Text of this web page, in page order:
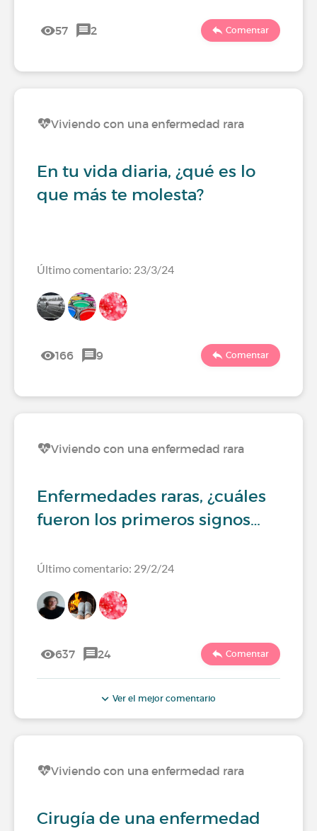
57 2 Comentar
Viviendo con una enfermedad rara
En tu vida diaria, ¿qué es lo
que más te molesta?
Último comentario: 23/3/24
166 9 Comentar
Viviendo con una enfermedad rara
Enfermedades raras, ¿cuáles
fueron los primeros signos…
Último comentario: 29/2/24
637 24 Comentar
Ver el mejor comentario
Viviendo con una enfermedad rara
Cirugía de una enfermedad